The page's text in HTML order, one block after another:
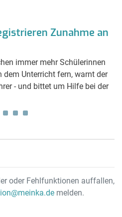
Zunahme an
immer mehr Schülerinnen
dem Unterricht fern, warnt der
- und bittet um Hilfe bei der
oder Fehlfunktionen auffallen,
melden.